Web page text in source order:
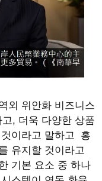
외 위안화 비즈니스
, 더욱 다양한 상품
이라고 말하고 홍
유지할 것이라고
기본 요소 중 하나